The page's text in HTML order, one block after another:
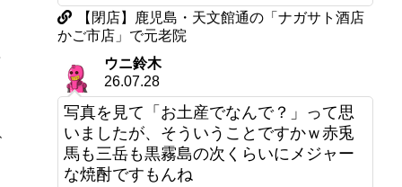
【閉店】鹿児島・天文館通の「ナガサト酒店
かご市店」で元老院
ウニ鈴木
26.07.28
写真を見て「お土産でなんで？」って思
いましたが、そういうことですかｗ赤兎
馬も三岳も黒霧島の次くらいにメジャー
な焼酎ですもんね